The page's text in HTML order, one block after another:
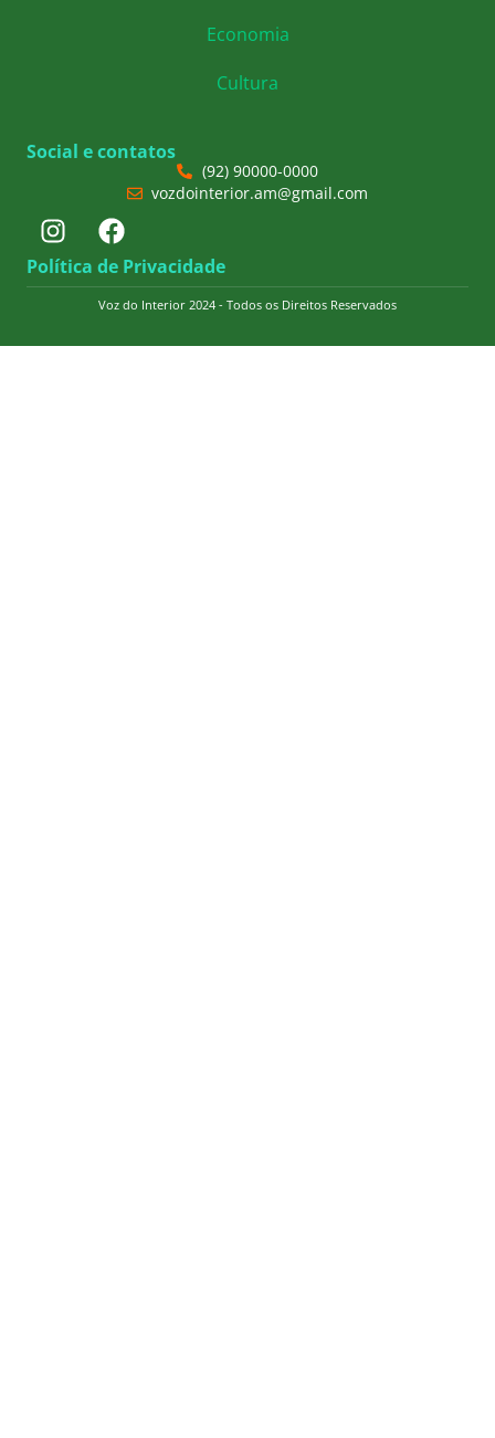
Economia
Cultura
Social e contatos
(92) 90000-0000
vozdointerior.am@gmail.com
Política de Privacidade
Voz do Interior 2024 - Todos os Direitos Reservados